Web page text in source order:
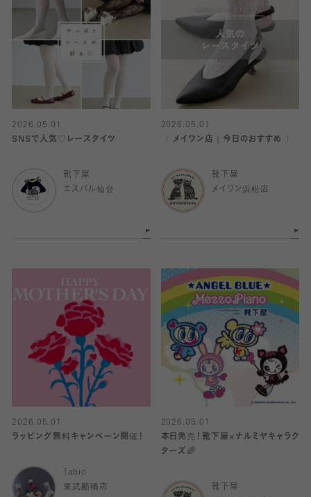
2026.05.01
SNSで人気♡レースタイツ
靴下屋
エスパル仙台
2026.05.01
〈 メイワン店｜今日のおすすめ 〉
靴下屋
メイワン浜松店
2026.05.01
ラッピング無料キャンペーン開催！
Tabio
東武船橋店
2026.05.01
本日発売！靴下屋×ナルミヤキャラク
ターズ🌈
靴下屋